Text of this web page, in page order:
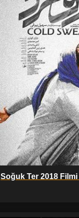
Soğuk Ter 2018